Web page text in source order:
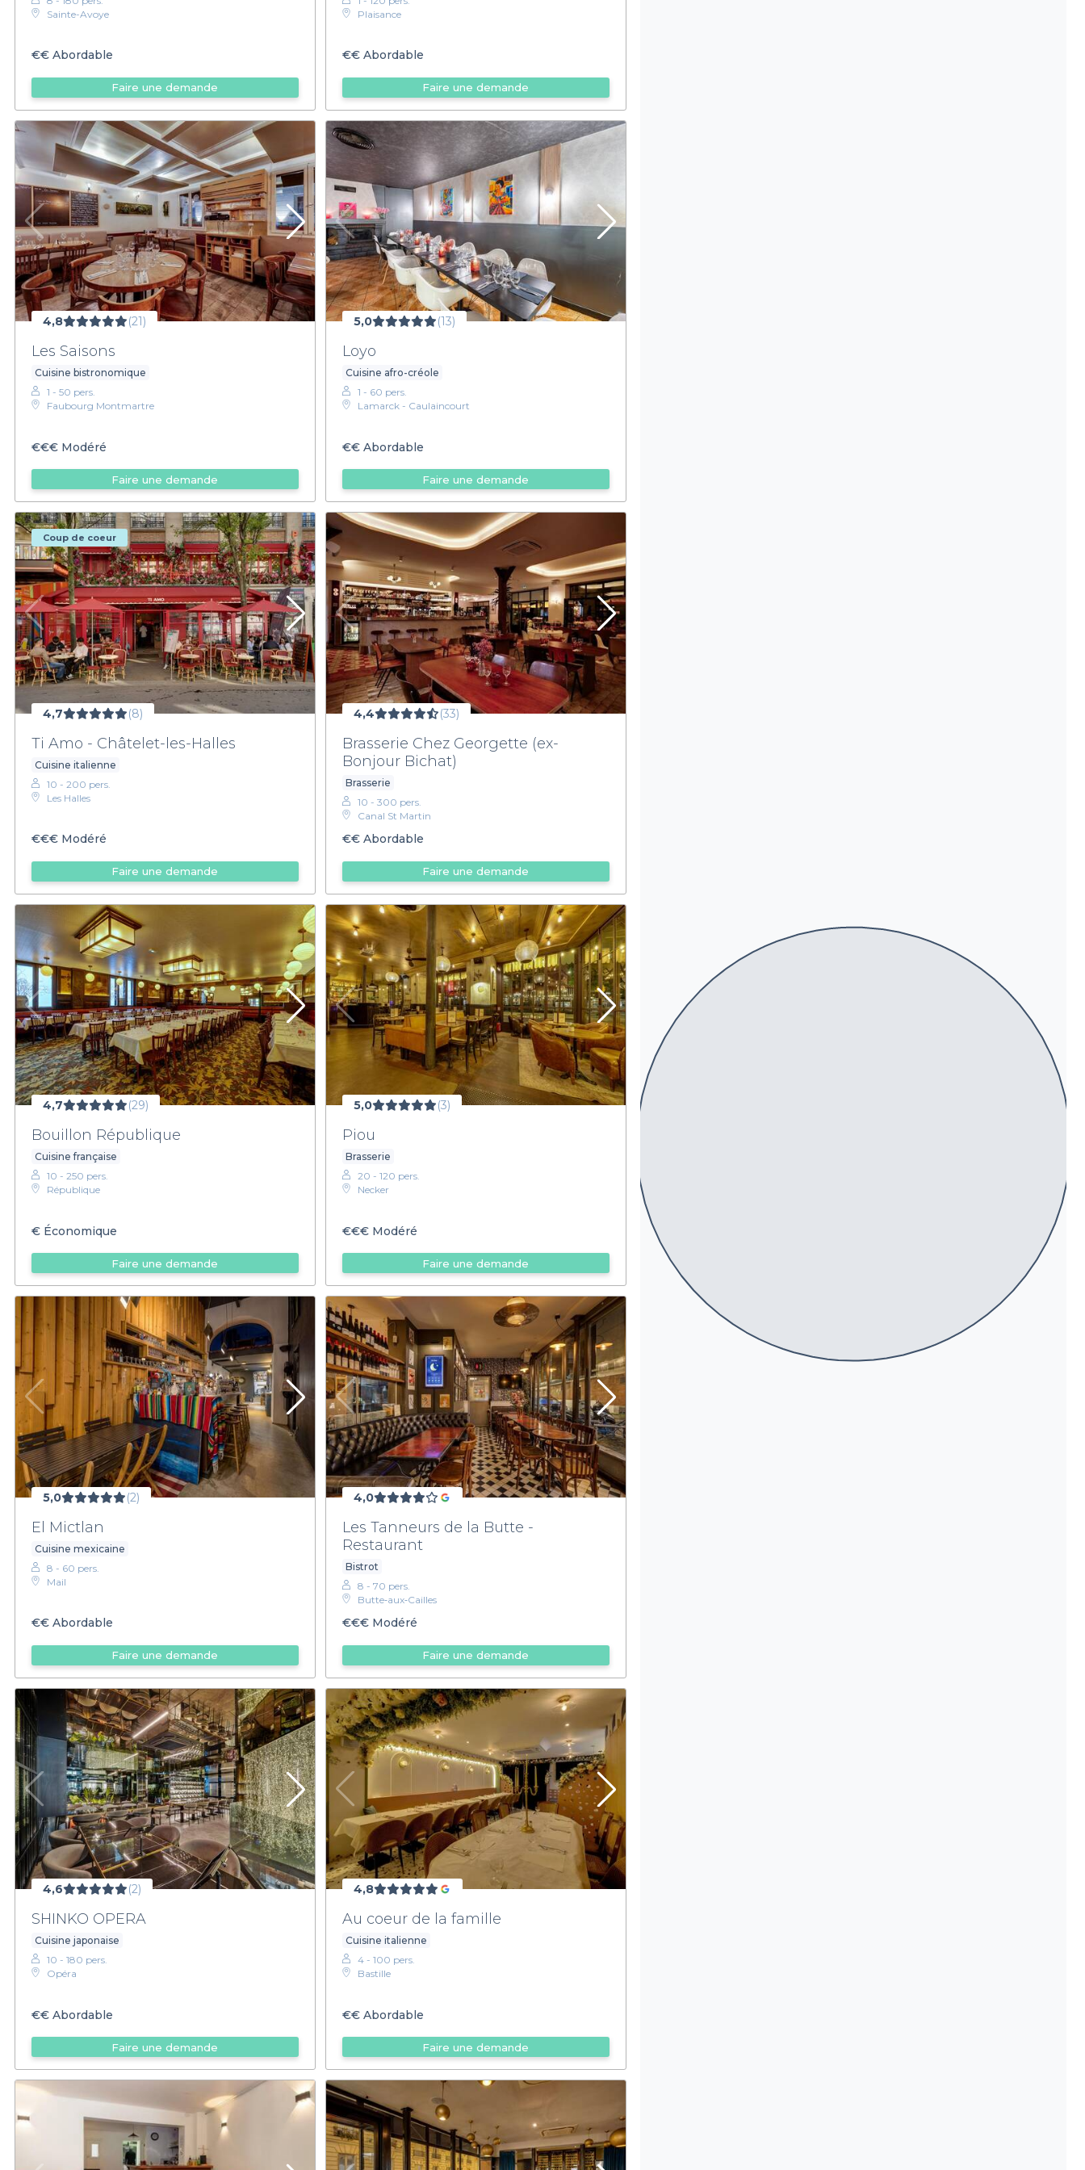
Sainte-Avoye
€€ Abordable
Faire une demande
Plaisance
€€Abordable
Faire une demande
4,8 (21)
Les Saisons
Cuisine bistronomique
1 - 50 pers.
Faubourg Montmartre
€€€ Modéré
Faire une demande
5,0 (13)
Loyo
Cuisine afro-créole
1 - 60 pers.
Lamarck - Caulaincourt
€€Abordable
Faire une demande
Coup de coeur
4,7 (8)
Ti Amo - Châtelet-les-Halles
Cuisine italienne
10 - 200 pers.
Les Halles
€€€ Modéré
Faire une demande
4,4 (33)
Brasserie Chez Georgette (ex-
Bonjour Bichat)
Brasserie
10 - 300 pers.
Canal St Martin
€€Abordable
Faire une demande
4,7 (29)
Bouillon République
Cuisine française
10 - 250 pers.
République
€ Économique
Faire une demande
5,0 (3)
Piou
Brasserie
20 - 120 pers.
Necker
€€€Modéré
Faire une demande
5,0 (2)
El Mictlan
Cuisine mexicaine
8 - 60 pers.
Mail
€€ Abordable
Faire une demande
4,0
Les Tanneurs de la Butte -
Restaurant
Bistrot
8 - 70 pers.
Butte‑aux‑Cailles
€€€Modéré
Faire une demande
4,6 (2)
SHINKO OPERA
Cuisine japonaise
10 - 180 pers.
Opéra
€€ Abordable
Faire une demande
4,8
Au coeur de la famille
Cuisine italienne
4 - 100 pers.
Bastille
€€Abordable
Faire une demande